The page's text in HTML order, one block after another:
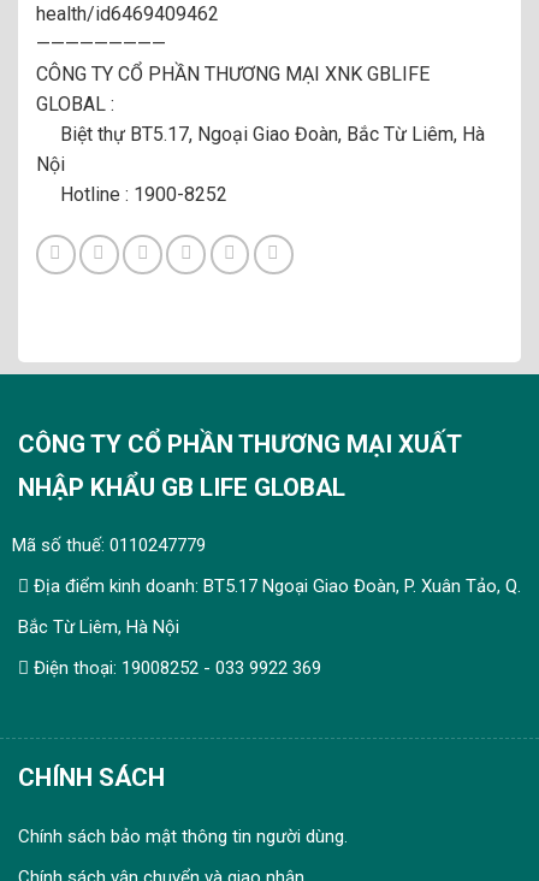
health/id6469409462
—————————
CÔNG TY CỔ PHẦN THƯƠNG MẠI XNK GBLIFE
GLOBAL :
Biệt thự BT5.17, Ngoại Giao Đoàn, Bắc Từ Liêm, Hà
Nội
Hotline : 1900-8252
CÔNG TY CỔ PHẦN THƯƠNG MẠI XUẤT
NHẬP KHẨU GB LIFE GLOBAL
Mã số thuế: 0110247779
Địa điểm kinh doanh: BT5.17 Ngoại Giao Đoàn, P. Xuân Tảo, Q.
Bắc Từ Liêm, Hà Nội
Điện thoại: 19008252 - 033 9922 369
CHÍNH SÁCH
Chính sách bảo mật thông tin người dùng.